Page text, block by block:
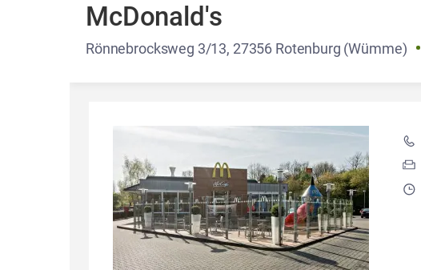
McDonald's
Rönnebrocksweg 3/13, 27356 Rotenburg (Wümme)